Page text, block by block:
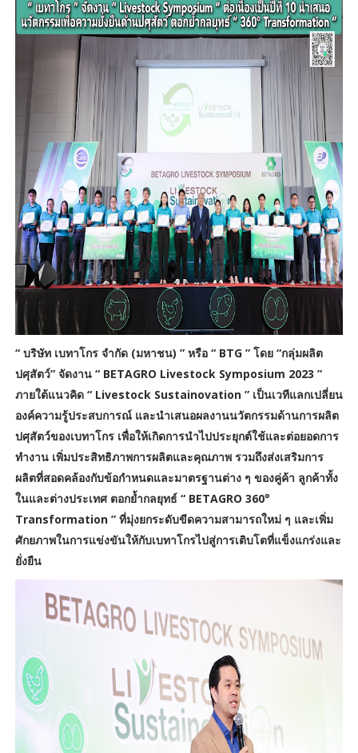
“ บริษัท เบทาโกร จำกัด (มหาชน) ” หรือ “ BTG ” โดย “กลุ่มผลิต
ปศุสัตว์” จัดงาน “ BETAGRO Livestock Symposium 2023 ”
ภายใต้แนวคิด “ Livestock Sustainovation ” เป็นเวทีแลกเปลี่ยน
องค์ความรู้ประสบการณ์ และนำเสนอผลงานนวัตกรรมด้านการผลิต
ปศุสัตว์ของเบทาโกร เพื่อให้เกิดการนำไปประยุกต์ใช้และต่อยอดการ
ทำงาน เพิ่มประสิทธิภาพการผลิตและคุณภาพ รวมถึงส่งเสริมการ
ผลิตที่สอดคล้องกับข้อกำหนดและมาตรฐานต่าง ๆ ของคู่ค้า ลูกค้าทั้ง
ในและต่างประเทศ ตอกย้ำกลยุทธ์ “ BETAGRO 360°
Transformation ” ที่มุ่งยกระดับขีดความสามารถใหม่ ๆ และเพิ่ม
ศักยภาพในการแข่งขันให้กับเบทาโกรไปสู่การเติบโตที่แข็งแกร่งและ
ยั่งยืน